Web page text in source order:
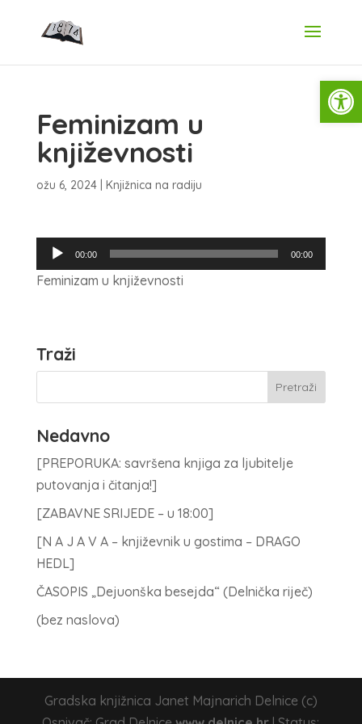
Feminizam u
književnosti
ožu 6, 2024| Knjižnica na radiju
Reproduktor
audiozapisa
00:00 00:00
Feminizam u književnosti
Traži
Nedavno
[PREPORUKA: savršena knjiga za ljubitelje
putovanja i čitanja!]
[ZABAVNE SRIJEDE – u 18:00]
[N A J A V A – književnik u gostima – DRAGO
HEDL]
ČASOPIS „Dejuonška besejda“ (Delnička riječ)
(bez naslova)
Gradska knjižnica Janet Majnarich Delnice (c)